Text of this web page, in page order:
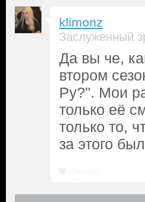
klimonz
Заслуженный
Да вы че,
втором
Ру?". Мои
только её
только то,
за этого